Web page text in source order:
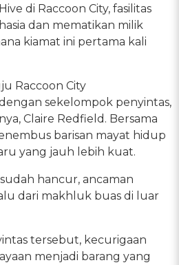
di Raccoon City, fasilitas
dan mematikan milik
kiamat ini pertama kali
Raccoon City
sekelompok penyintas,
Claire Redfield. Bersama
barisan mayat hidup
yang jauh lebih kuat.
hancur, ancaman
dari makhluk buas di luar
tersebut, kecurigaan
menjadi barang yang